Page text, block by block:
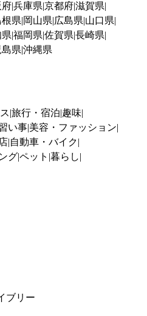
府兵庫県 京都府滋賀県
県 岡山県 広島県 山口県
福岡県 佐賀県 長崎県
島県 沖縄県
旅行・宿泊 趣味
い事 美容・ファッション
自動車・バイク
グペット 暮らし
ブリー